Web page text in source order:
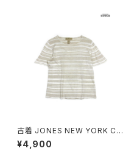
古着 JONES NEW YORK CO
UNTRY ボーダー柄 ニット 半
袖 トップス プルオーバー ベー
¥4,900